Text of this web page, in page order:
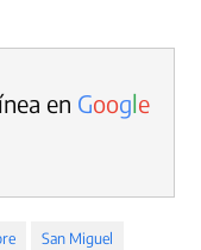
en Google
San Miguel